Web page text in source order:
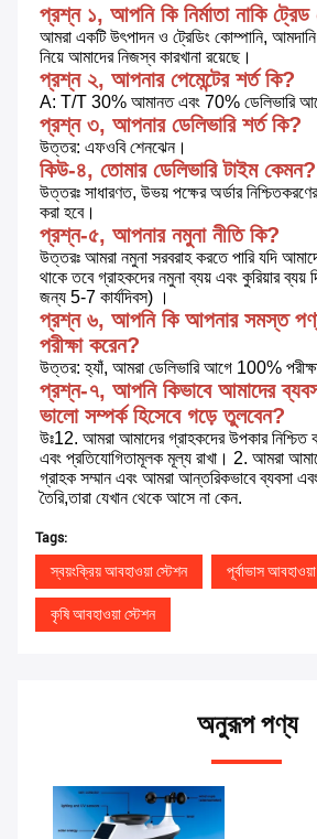
প্রশ্ন ১, আপনি কি নির্মাতা নাকি ট্রেড
আমরা একটি উৎপাদন ও ট্রেডিং কোম্পানি,
নিয়ে আমাদের নিজস্ব কারখানা রয়েছে।
প্রশ্ন ২, আপনার পেমেন্টের শর্ত কি?
A: T/T 30% আমানত এবং 70% ডেলিভারি
প্রশ্ন ৩, আপনার ডেলিভারি শর্ত কি?
উত্তর: এফওবি শেনঝেন।
কিউ-৪, তোমার ডেলিভারি টাইম কেমন?
উত্তরঃ সাধারণত, উভয় পক্ষের অর্ডার
করা হবে।
প্রশ্ন-৫, আপনার নমুনা নীতি কি?
উত্তরঃ আমরা নমুনা সরবরাহ করতে পারি যদি
থাকে তবে গ্রাহকদের নমুনা ব্যয় এবং কুরিয়ার ব্যয়
জন্য 5-7 কার্যদিবস) ।
প্রশ্ন ৬, আপনি কি আপনার সমস্ত
পরীক্ষা করেন?
উত্তর: হ্যাঁ, আমরা ডেলিভারি আগে 100%
প্রশ্ন-৭, আপনি কিভাবে আমাদের
ভালো সম্পর্ক হিসেবে গড়ে তুলবেন?
উঃ12. আমরা আমাদের গ্রাহকদের উপকার নিশ্চিত
এবং প্রতিযোগিতামূলক মূল্য রাখা। 2. আমরা
গ্রাহক সম্মান এবং আমরা আন্তরিকভাবে ব্যবসা
তৈরি,তারা যেখান থেকে আসে না কেন.
Tags:
স্বয়ংক্রিয় আবহাওয়া স্টেশন পূর্বাভাস
কৃষি আবহাওয়া স্টেশন
অনুরূপ পণ্য